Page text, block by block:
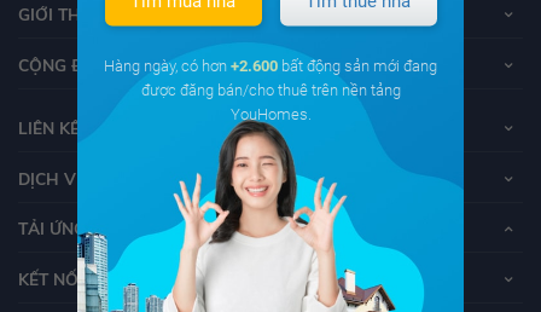
GIỚI THIỆU VỀ YOUHOMES
CỘNG ĐỒNG YOUHOMERS
LIÊN KẾT
DỊCH VỤ KHÁCH HÀNG
TẢI ỨNG DỤNG YOUHOMES
KẾT NỐI VỚI YOUHOMES
Hàng ngày, có hơn +2.600 bất động sản mới đang
được đăng bán/cho thuê trên nền tảng
YouHomes.